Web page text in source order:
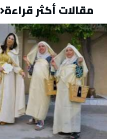
مقالات أكثر قراءة